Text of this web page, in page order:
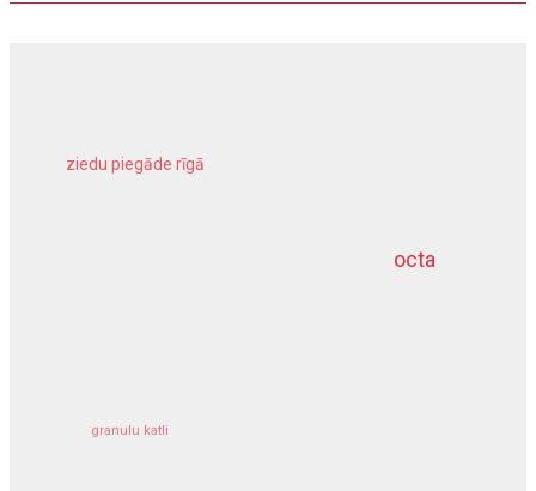
octa
ziedu piegāde rīgā
granulu katli
dziļurbums